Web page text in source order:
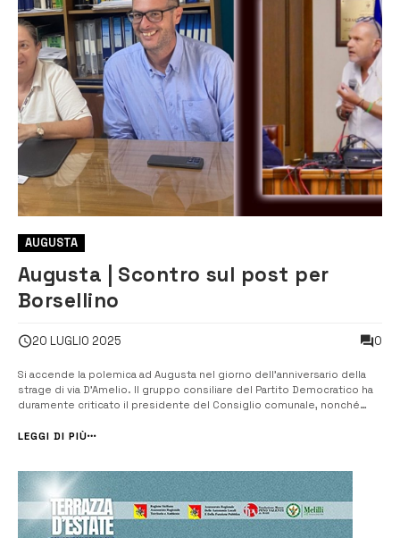
AUGUSTA
Augusta | Scontro sul post per
Borsellino
20 LUGLIO 2025 0
Si accende la polemica ad Augusta nel giorno dell’anniversario della
strage di via D’Amelio. Il gruppo consiliare del Partito Democratico ha
duramente criticato il presidente del Consiglio comunale, nonché
giudicato inappropriato e offensivo nei confronti della memoria di
LEGGI DI PIÙ